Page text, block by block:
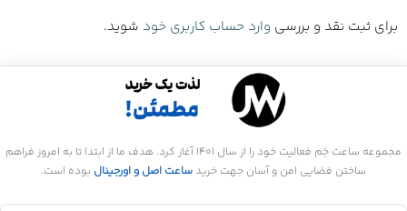
برای ثبت نقد و بررسی وارد حساب کاربری خود شوید.
مجموعه ساعت جَم فعالیت خود را از سال 1401 آغاز کرد. هدف ما از ابتدا تا به امروز فراهم
ساختن فضایی امن و آسان جهت خرید ساعت اصل و اورجینال بوده است.